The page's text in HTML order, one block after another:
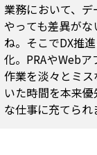
業務において、
やっても差異が
ね。そこでDX推
化。PRAやWeb
作業を淡々とミ
いた時間を本来
な仕事に充てられ